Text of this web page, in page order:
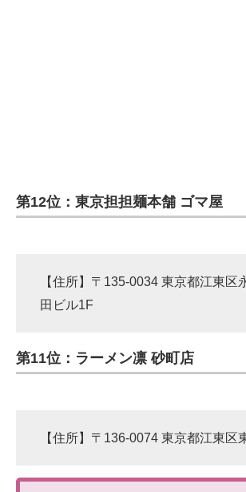
第12位：東京担担麺本舗 ゴマ屋
【住所】〒135-0034 東京都江東区
田ビル1F
第11位：ラーメン凛 砂町店
【住所】〒136-0074 東京都江東区